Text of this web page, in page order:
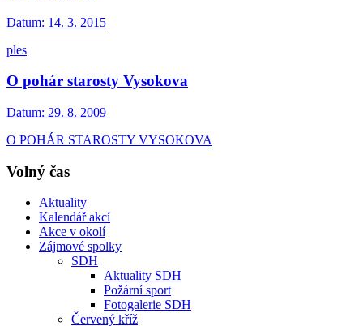
Datum: 14. 3. 2015
ples
O pohár starosty Vysokova
Datum: 29. 8. 2009
O POHÁR STAROSTY VYSOKOVA
Volný čas
Aktuality
Kalendář akcí
Akce v okolí
Zájmové spolky
SDH
Aktuality SDH
Požární sport
Fotogalerie SDH
Červený kříž